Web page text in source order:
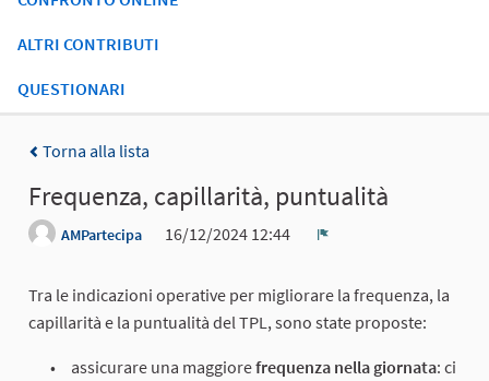
ALTRI CONTRIBUTI
QUESTIONARI
Torna alla lista
Frequenza, capillarità, puntualità
AMPartecipa
16/12/2024 12:44
Tra le indicazioni operative per migliorare la frequenza, la
capillarità e la puntualità del TPL, sono state proposte:
assicurare una maggiorefrequenza nella giornata: ci